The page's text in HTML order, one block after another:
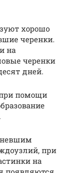
хорошо
черенки.
на
черенки
дней.
помощи
при
на